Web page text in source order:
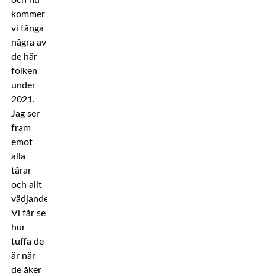
kommer
vi fånga
några av
de här
folken
under
2021.
Jag ser
fram
emot
alla
tårar
och allt
vädjande.
Vi får se
hur
tuffa de
är när
de åker